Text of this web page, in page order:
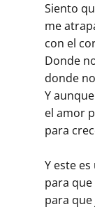
Siento
me
con el
Donde
donde
Y
el amor
para
Y este
para
para